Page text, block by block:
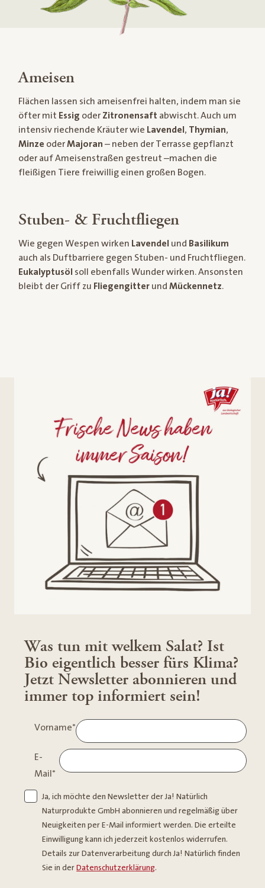
Ameisen
Flächen lassen sich ameisenfrei halten, indem man sie
öfter mit Essig oder Zitronensaft abwischt. Auch um
intensiv riechende Kräuter wie Lavendel, Thymian,
Minze oderMajoran – neben der Terrasse gepflanzt
oder auf Ameisenstraßen gestreut –machen die
fleißigen Tiere freiwillig einen großen Bogen.
Stuben- & Fruchtfliegen
Wie gegen Wespen wirken Lavendel und Basilikum
auch als Duftbarriere gegen Stuben- und Fruchtfliegen.
Eukalyptusöl soll ebenfalls Wunder wirken. Ansonsten
bleibt der Griff zu Fliegengitterund Mückennetz.
Was tun mit welkem Salat? Ist
Bio eigentlich besser fürs Klima?
Jetzt Newsletter abonnieren und
immer top informiert sein!
Vorname*
E-
Mail*
Ja, ich möchte den Newsletter der Ja! Natürlich
Naturprodukte GmbH abonnieren und regelmäßig über
Neuigkeiten per E-Mail informiert werden. Die erteilte
Einwilligung kann ich jederzeit kostenlos widerrufen.
Details zur Datenverarbeitung durch Ja! Natürlich finden
Sie in derDatenschutzerklärung.